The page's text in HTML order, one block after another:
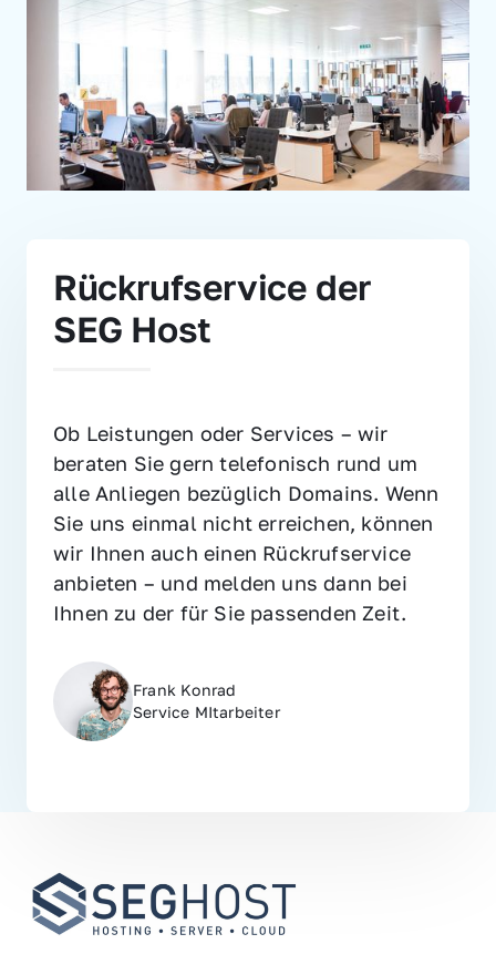
Rückrufservice der
SEG Host
Ob Leistungen oder Services – wir
beraten Sie gern telefonisch rund um
alle Anliegen bezüglich Domains. Wenn
Sie uns einmal nicht erreichen, können
wir Ihnen auch einen Rückrufservice
anbieten – und melden uns dann bei
Ihnen zu der für Sie passenden Zeit.
Frank Konrad
Service MItarbeiter